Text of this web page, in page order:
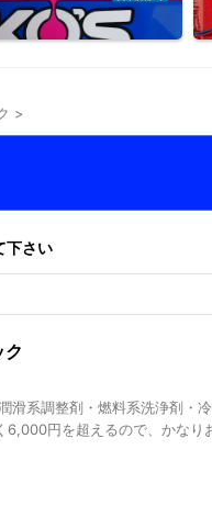
>
下さい
滑系調整剤・燃料系洗浄剤・
6,000円を超えるので、かなり